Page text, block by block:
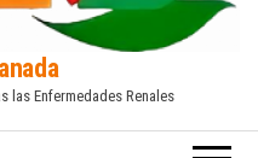
las Enfermedades Renales